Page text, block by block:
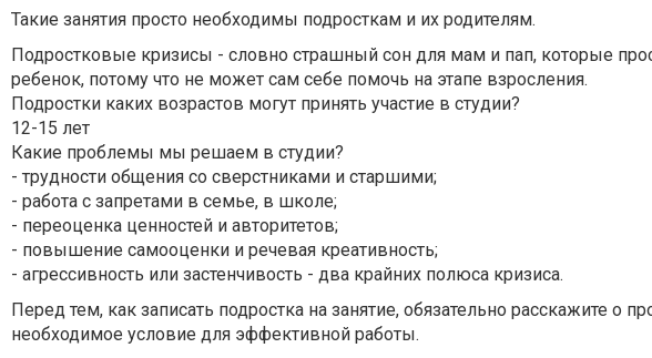
Такие занятия просто необходимы подросткам и их родителям.
Подростковые кризисы - словно страшный сон для мам и пап, которые
ребенок, потому что не может сам себе помочь на этапе взросления.
Подростки каких возрастов могут принять участие в студии?
12-15 лет
Какие проблемы мы решаем в студии?
- трудности общения со сверстниками и старшими;
- работа с запретами в семье, в школе;
- переоценка ценностей и авторитетов;
- повышение самооценки и речевая креативность;
- агрессивность или застенчивость - два крайних полюса кризиса.
Перед тем, как записать подростка на занятие, обязательно расскажите о
необходимое условие для эффективной работы.